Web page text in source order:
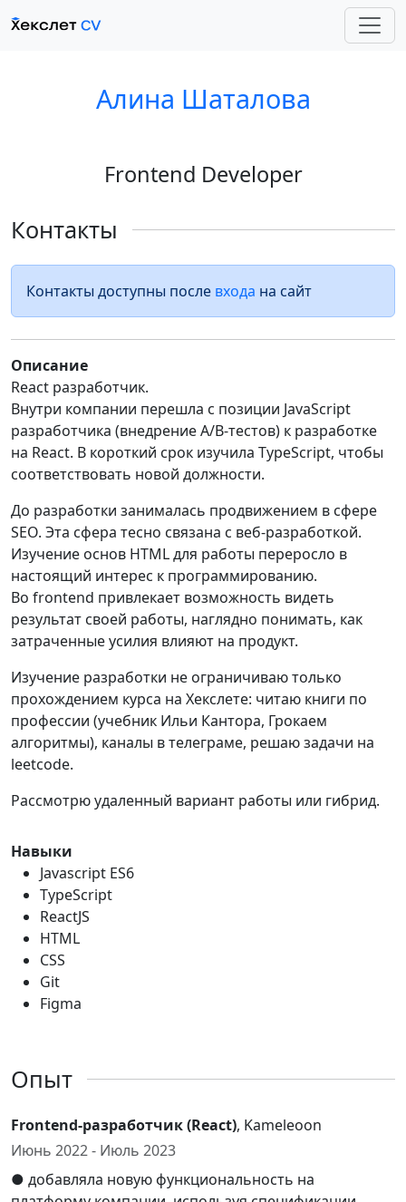
Алина Шаталова
Frontend Developer
Контакты
Контакты доступны после входа на сайт
Описание
React разработчик.
Внутри компании перешла с позиции JavaScript
разработчика (внедрение A/B-тестов) к разработке
на React. В короткий срок изучила TypeScript, чтобы
соответствовать новой должности.
До разработки занималась продвижением в сфере
SEO. Эта сфера тесно связана с веб-разработкой.
Изучение основ HTML для работы переросло в
настоящий интерес к программированию.
Во frontend привлекает возможность видеть
результат своей работы, наглядно понимать, как
затраченные усилия влияют на продукт.
Изучение разработки не ограничиваю только
прохождением курса на Хекслете: читаю книги по
профессии (учебник Ильи Кантора, Грокаем
алгоритмы), каналы в телеграме, решаю задачи на
leetcode.
Рассмотрю удаленный вариант работы или гибрид.
Навыки
Javascript ES6
TypeScript
ReactJS
HTML
CSS
Git
Figma
Опыт
Frontend-разработчик (React), Kameleoon
Июнь 2022 - Июль 2023
● добавляла новую функциональность на